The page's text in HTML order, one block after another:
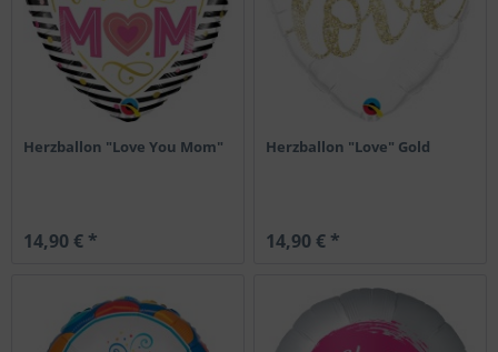
Herzballon "Love You Mom"
14,90 € *
Herzballon "Love" Gold
14,90 € *